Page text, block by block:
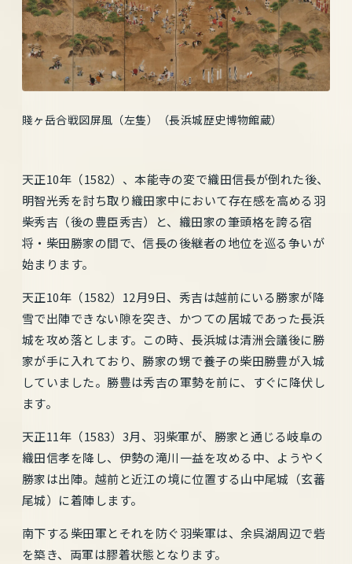
賤ヶ岳合戦図屏風（左隻）（長浜城歴史博物館蔵）
天正10年（1582）、本能寺の変で織田信長が倒れた後、
明智光秀を討ち取り織田家中において存在感を高める羽
柴秀吉（後の豊臣秀吉）と、織田家の筆頭格を誇る宿
将・柴田勝家の間で、信長の後継者の地位を巡る争いが
始まります。
天正10年（1582）12月9日、秀吉は越前にいる勝家が降
雪で出陣できない隙を突き、かつての居城であった長浜
城を攻め落とします。この時、長浜城は清洲会議後に勝
家が手に入れており、勝家の甥で養子の柴田勝豊が入城
していました。勝豊は秀吉の軍勢を前に、すぐに降伏し
ます。
天正11年（1583）3月、羽柴軍が、勝家と通じる岐阜の
織田信孝を降し、伊勢の滝川一益を攻める中、ようやく
勝家は出陣。越前と近江の境に位置する山中尾城（玄蕃
尾城）に着陣します。
南下する柴田軍とそれを防ぐ羽柴軍は、余呉湖周辺で砦
を築き、両軍は膠着状態となります。